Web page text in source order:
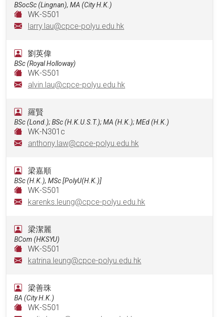
BSocSc (Lingnan), MA (City H.K.)
WK-S501
larry.lau@cpce-polyu.edu.hk
劉英偉
BSc (Royal Holloway)
WK-S501
alvin.lau@cpce-polyu.edu.hk
羅賢
BSc (Lond.); BSc (H.K.U.S.T.); MA (H.K.); MEd (H.K.)
WK-N301c
anthony.law@cpce-polyu.edu.hk
梁嘉順
BSc (H.K.), MSc [PolyU(H.K.)]
WK-S501
karenks.leung@cpce-polyu.edu.hk
梁潔麗
BCom (HKSYU)
WK-S501
katrina.leung@cpce-polyu.edu.hk
梁善珠
BA (City H.K.)
WK-S501